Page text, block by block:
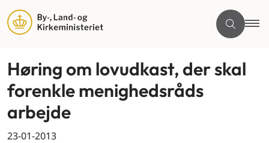
Høring om lovudkast, der skal
forenkle menighedsråds
arbejde
23-01-2013